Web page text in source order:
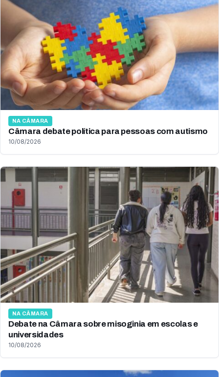
NA CÂMARA
Câmara debate política para pessoas com autismo
10/08/2026
NA CÂMARA
Debate na Câmara sobre misoginia em escolas e
universidades
10/08/2026